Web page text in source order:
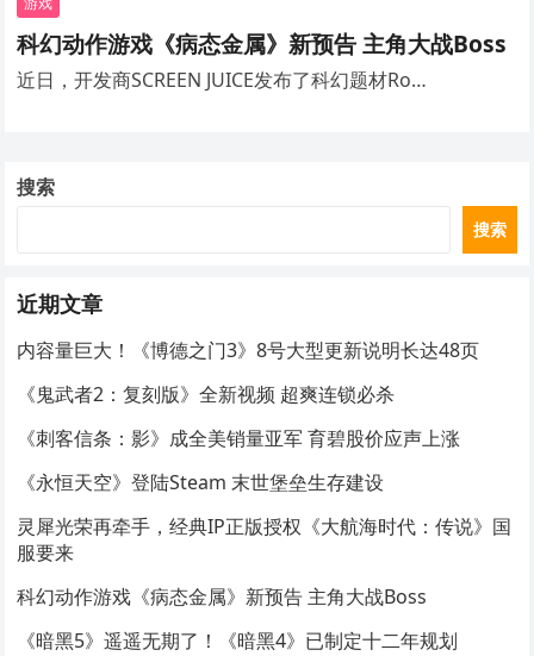
科幻动作游戏《病态金属》新预告 主角大战Boss
近日，开发商SCREEN JUICE发布了科幻题材Ro…
搜索
搜索
近期文章
内容量巨大！《博德之门3》8号大型更新说明长达48页
《鬼武者2：复刻版》全新视频 超爽连锁必杀
《刺客信条：影》成全美销量亚军 育碧股价应声上涨
《永恒天空》登陆Steam 末世堡垒生存建设
灵犀光荣再牵手，经典IP正版授权《大航海时代：传说》国
服要来
科幻动作游戏《病态金属》新预告 主角大战Boss
《暗黑5》遥遥无期了！《暗黑4》已制定十二年规划